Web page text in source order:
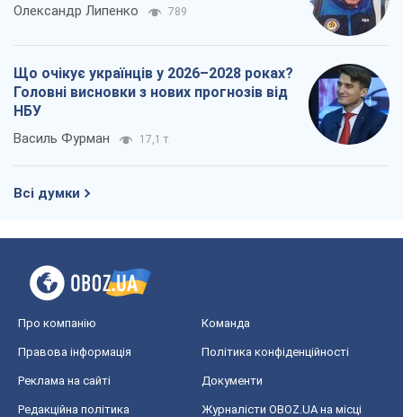
Олександр Липенко 789
Що очікує українців у 2026–2028 роках?
Головні висновки з нових прогнозів від
НБУ
Василь Фурман 17,1 т.
Всі думки
Про компанію Команда
Правова інформація Політика конфіденційності
Реклама на сайті Документи
Редакційна політика
Журналісти OBOZ.UA на місці